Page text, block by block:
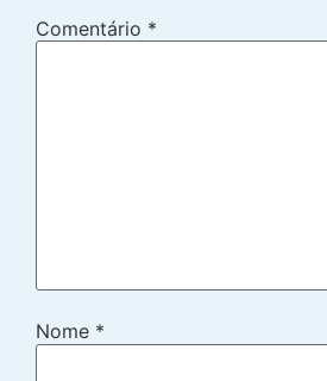
Comentário *
Nome *